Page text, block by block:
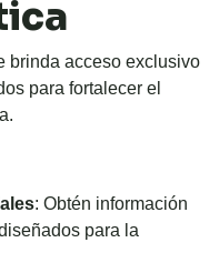
brinda acceso exclusivo
para fortalecer el
: Obtén información
para la